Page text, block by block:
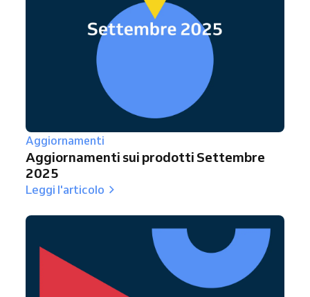
Aggiornamenti
Aggiornamenti sui prodotti Settembre
2025
Leggi l'articolo